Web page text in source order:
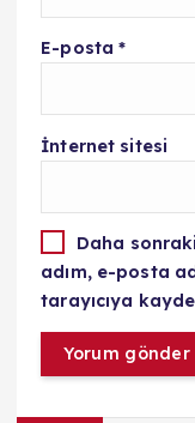
E-posta*
İnternet sitesi
Daha
adım, e-posta
tarayıcıya